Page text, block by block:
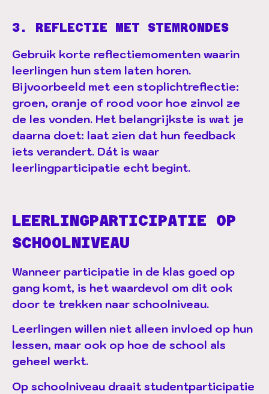
3. REFLECTIE MET STEMRONDES
Gebruik korte reflectiemomenten waarin
leerlingen hun stem laten horen.
Bijvoorbeeld met een stoplichtreflectie:
groen, oranje of rood voor hoe zinvol ze
de les vonden. Het belangrijkste is wat je
daarna doet: laat zien dat hun feedback
iets verandert. Dát is waar
leerlingparticipatie echt begint.
LEERLINGPARTICIPATIE OP
SCHOOLNIVEAU
Wanneer participatie in de klas goed op
gang komt, is het waardevol om dit ook
door te trekken naar schoolniveau.
Leerlingen willen niet alleen invloed op hun
lessen, maar ook op hoe de school als
geheel werkt.
Op schoolniveau draait studentparticipatie